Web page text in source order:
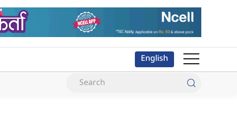
English